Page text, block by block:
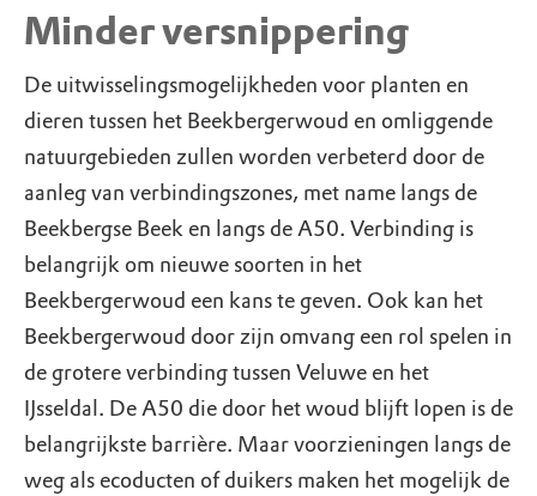
Minder versnippering
De uitwisselingsmogelijkheden voor planten en
dieren tussen het Beekbergerwoud en omliggende
natuurgebieden zullen worden verbeterd door de
aanleg van verbindingszones, met name langs de
Beekbergse Beek en langs de A50. Verbinding is
belangrijk om nieuwe soorten in het
Beekbergerwoud een kans te geven. Ook kan het
Beekbergerwoud door zijn omvang een rol spelen in
de grotere verbinding tussen Veluwe en het
IJsseldal. De A50 die door het woud blijft lopen is de
belangrijkste barrière. Maar voorzieningen langs de
weg als ecoducten of duikers maken het mogelijk de